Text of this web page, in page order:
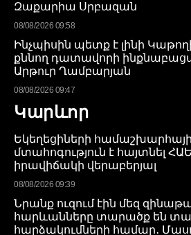
Զաքարիա Սրբազան
08/08/2026 09:58
Ինչպիսին պետք է լինի
քննող դատավորի
Արթուր Ղամբարյան
08/08/2026 09:47
Կարևոր
Եկեղեցիների
մտահոգություն է հայտնել
իրավիճակի վերաբերյալ
08/08/2026 09:39
Նրանք ուզում էին մեզ
հարևանները տարածք են
հարձակումների համար․